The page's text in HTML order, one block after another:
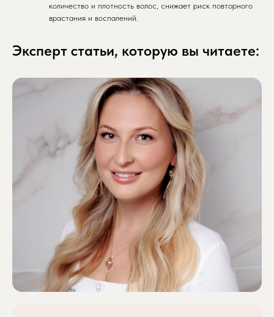
количество и плотность волос, снижает риск повторного
врастания и воспалений.
Эксперт статьи, которую вы читаете: